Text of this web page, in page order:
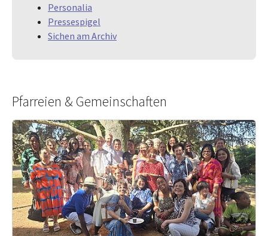
Personalia
Pressespigel
Sichen am Archiv
Pfarreien & Gemeinschaften